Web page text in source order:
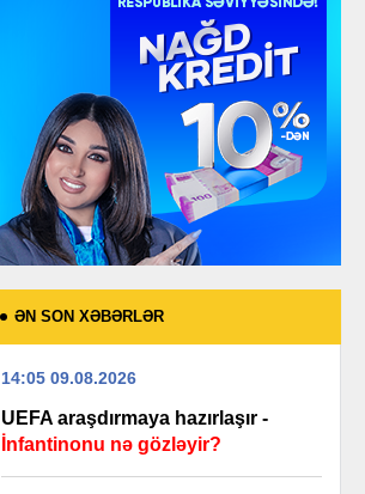
ƏN SON XƏBƏRLƏR
14:05 09.08.2026
UEFA araşdırmaya hazırlaşır -
İnfantinonu nə gözləyir?